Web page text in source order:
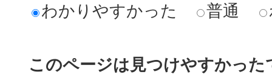
わかりやすかった
普通
このページは見つけやすかった